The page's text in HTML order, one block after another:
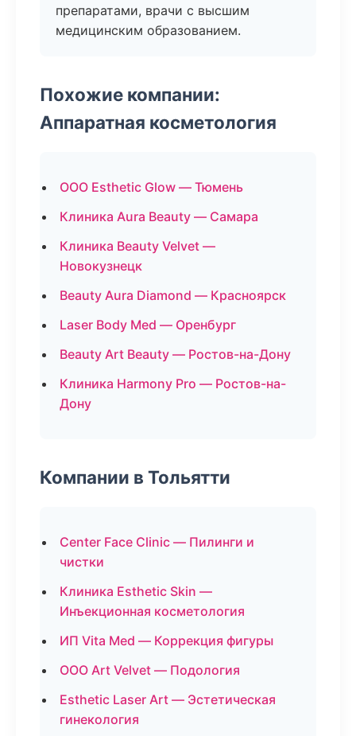
препаратами, врачи с высшим
медицинским образованием.
Похожие компании:
Аппаратная косметология
ООО Esthetic Glow — Тюмень
Клиника Aura Beauty — Самара
Клиника Beauty Velvet —
Новокузнецк
Beauty Aura Diamond — Красноярск
Laser Body Med — Оренбург
Beauty Art Beauty — Ростов-на-Дону
Клиника Harmony Pro — Ростов-на-
Дону
Компании в Тольятти
Center Face Clinic — Пилинги и
чистки
Клиника Esthetic Skin —
Инъекционная косметология
ИП Vita Med — Коррекция фигуры
ООО Art Velvet — Подология
Esthetic Laser Art — Эстетическая
гинекология